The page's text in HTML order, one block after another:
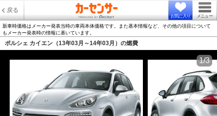
戻る
お気に入り メニュー
新車時価格はメーカー発表当時の車両本体価格です。また基本情報など、その他の項目について
もメーカー発表時の情報に基いています。
ポルシェ カイエン（13年03月～14年03月）の燃費
1/3